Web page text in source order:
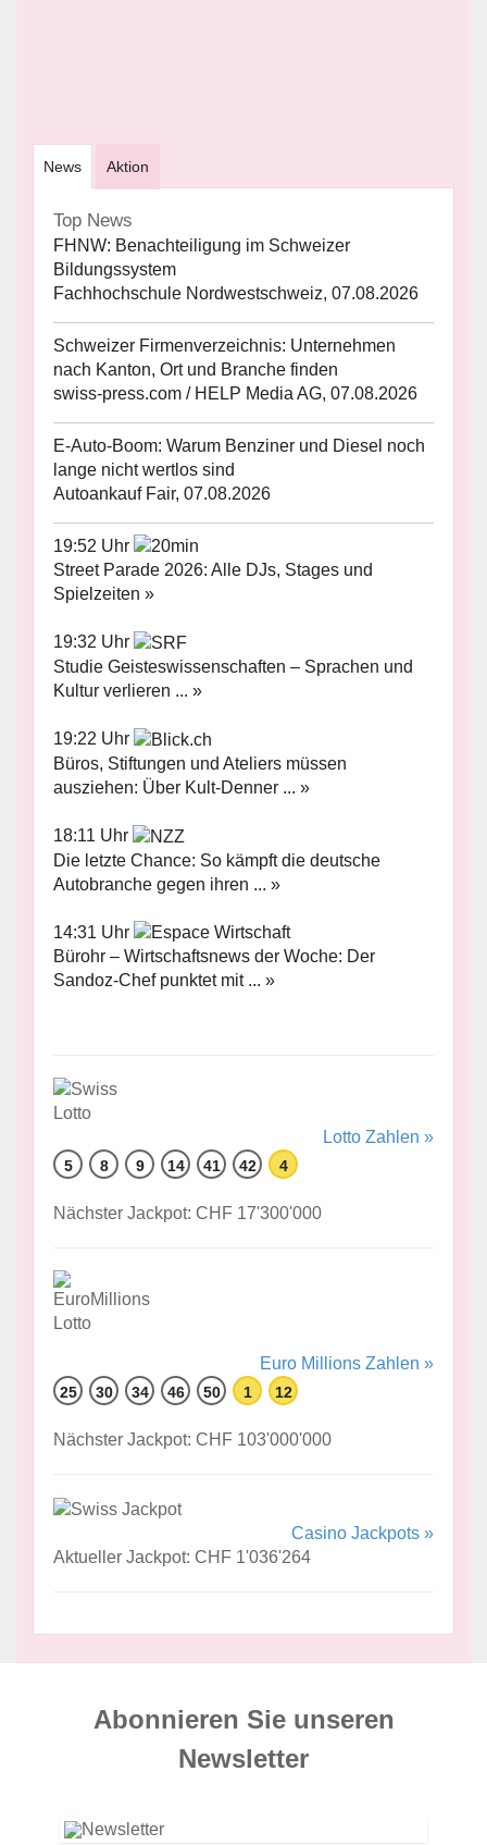
News Aktion
Top News
FHNW: Benachteiligung im Schweizer
Bildungssystem
Fachhochschule Nordwestschweiz, 07.08.2026
Schweizer Firmenverzeichnis: Unternehmen
nach Kanton, Ort und Branche finden
swiss-press.com / HELP Media AG, 07.08.2026
E-Auto-Boom: Warum Benziner und Diesel noch
lange nicht wertlos sind
Autoankauf Fair, 07.08.2026
19:52 Uhr
Street Parade 2026: Alle DJs, Stages und
Spielzeiten »
19:32 Uhr
Studie Geisteswissenschaften – Sprachen und
Kultur verlieren ... »
19:22 Uhr
Büros, Stiftungen und Ateliers müssen
ausziehen: Über Kult-Denner ... »
18:11 Uhr
Die letzte Chance: So kämpft die deutsche
Autobranche gegen ihren ... »
14:31 Uhr
Bürohr – Wirtschaftsnews der Woche: Der
Sandoz-Chef punktet mit ... »
Lotto Zahlen »
5 8 9 14 41 42 4
Nächster Jackpot: CHF 17'300'000
Euro Millions Zahlen »
25 30 34 46 50 1 12
Nächster Jackpot: CHF 103'000'000
Casino Jackpots »
Aktueller Jackpot: CHF 1'036'264
Abonnieren Sie unseren
News­letter